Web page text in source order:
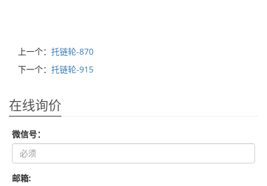
上一个： 托链轮-870
下一个： 托链轮-915
在线询价
微信号：
邮箱: